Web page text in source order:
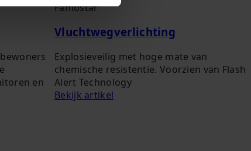
en
Famostar
Vluchtwegverlichting
Explosieveilig met hoge mate van
chemische resistentie. Voorzien van Flash
Alert Technology
Bekijk artikel